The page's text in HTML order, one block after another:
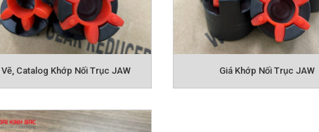
Vẽ, Catalog Khớp Nối Trục JAW Giá Khớp Nối Trục JAW